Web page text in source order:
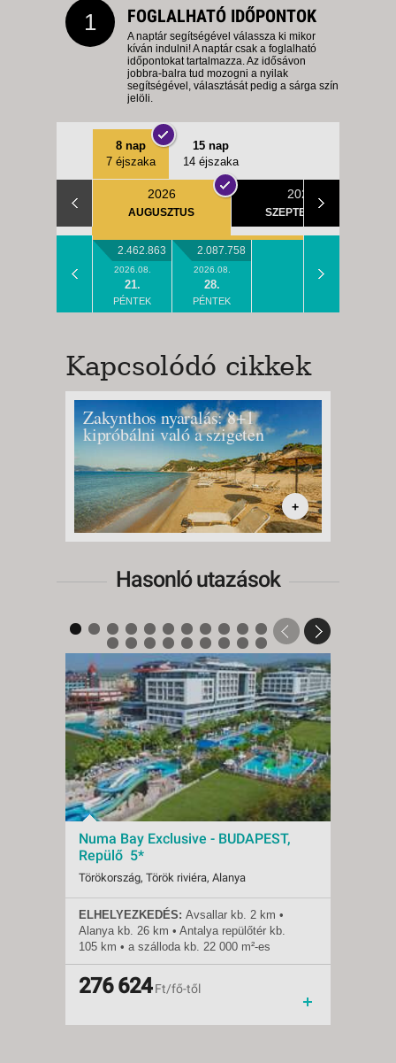
1 FOGLALHATÓ IDŐPONTOK
A naptár segítségével válassza ki mikor
kíván indulni! A naptár csak a foglalható
időpontokat tartalmazza. Az idősávon
jobbra-balra tud mozogni a nyilak
segítségével, választását pedig a sárga szín
jelöli.
8 nap
7 éjszaka
15 nap
14 éjszaka
2026
AUGUSZTUS
2026
SZEPTEMBER
2.462.863
2026.08.
21.
PÉNTEK
2.087.758
2026.08.
28.
PÉNTEK
Kapcsolódó cikkek
Zakynthos nyaralás: 8+1
kipróbálni való a szigeten
+
Hasonló utazások
Numa Bay Exclusive - BUDAPEST,
Repülő 5*
Törökország, Török riviéra, Alanya
Indulások:
2026.08.07-tól
Időpontok:
73 db
Ellátás:
ultra all inclusive
Besorolás:
5*
Szállás:
Utazás:
menetrendszerinti járattal
ELHELYEZKEDÉS: Avsallar kb. 2 km •
Alanya kb. 26 km • Antalya repülőtér kb.
105 km • a szálloda kb. 22 000 m²-es
területen fekszik • mozgáskorlátozottak
számára kialakított szoba
TENGERPART: közvetlenül a hotelnél •
strandtörölközők ingyenesen • móló •
276 624Ft/fő-től